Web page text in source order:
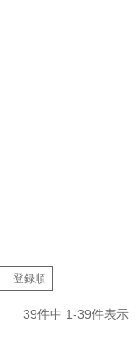
登録順
39件中 1-39件表示